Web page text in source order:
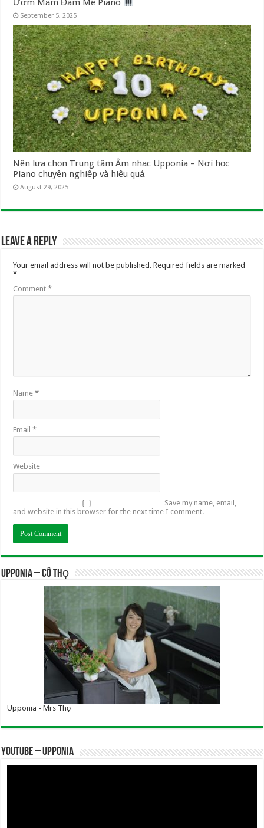
Ươm Mầm Đam Mê Piano
September 5, 2025
Nên lựa chọn Trung tâm Âm nhạc Upponia – Nơi học
Piano chuyên nghiệp và hiệu quả
August 29, 2025
Leave a Reply
Your email address will not be published. Required fields are marked
*
Comment*
Name*
Email*
Website
Save my name, email,
and website in this browser for the next time I comment.
UPPONIA – Cô Thọ
Upponia - Mrs Thọ
YOUTUBE – UPPONIA